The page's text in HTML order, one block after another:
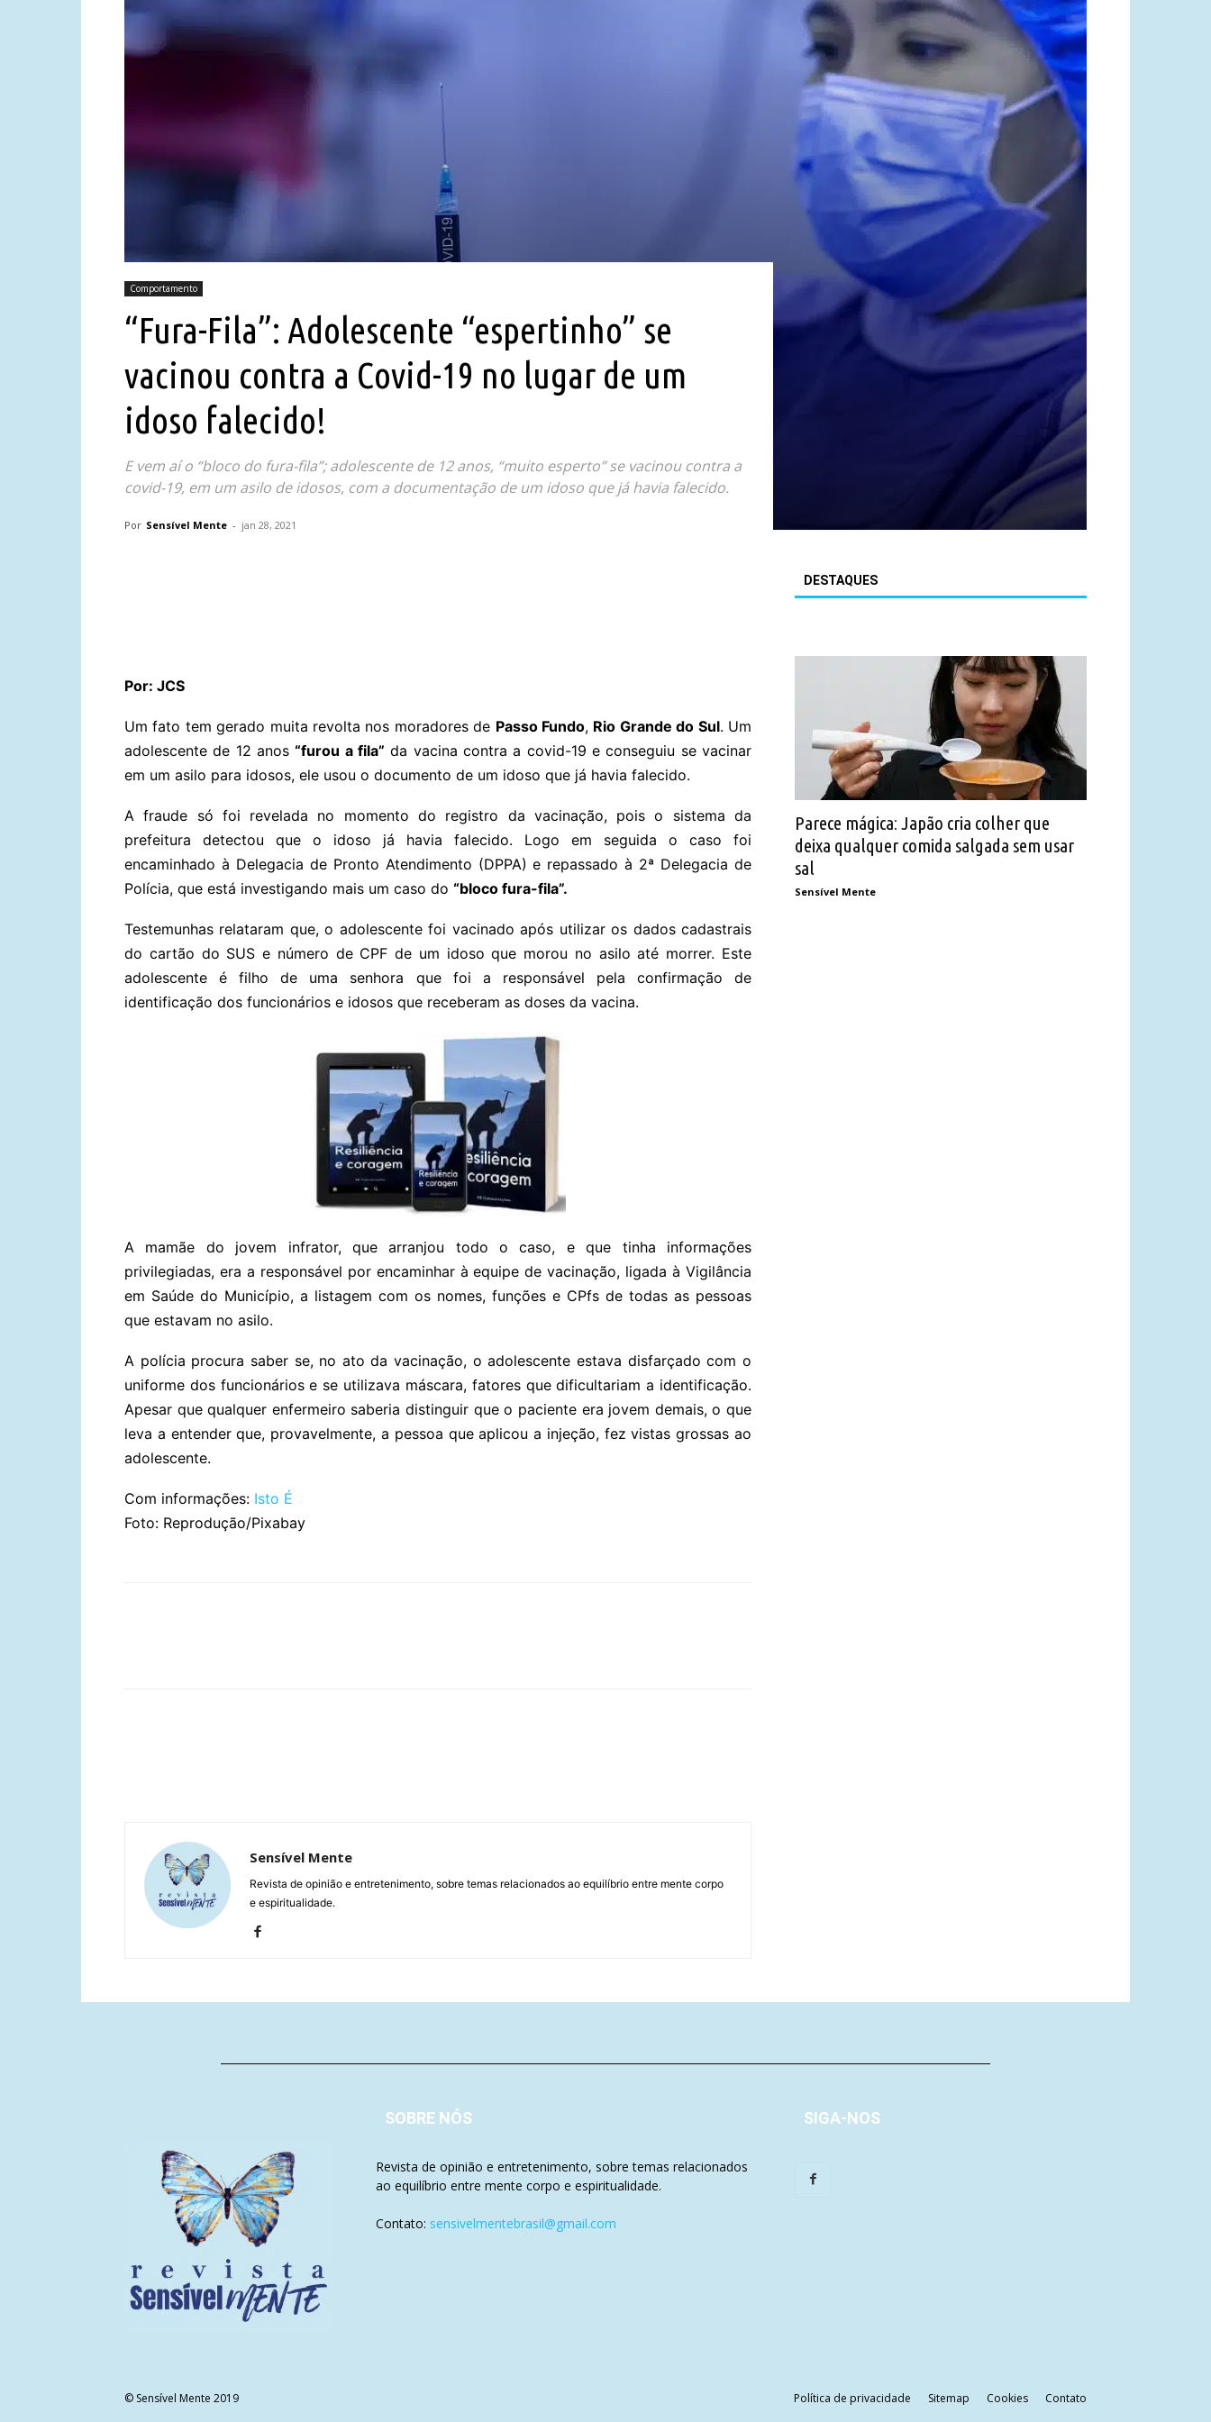
Comportamento
“Fura-Fila”: Adolescente “espertinho” se
vacinou contra a Covid-19 no lugar de um
idoso falecido!
E vem aí o “bloco do fura-fila”; adolescente de 12 anos, “muito esperto” se vacinou contra a
covid-19, em um asilo de idosos, com a documentação de um idoso que já havia falecido.
Por Sensível Mente - jan 28, 2021
Por: JCS
Um fato tem gerado muita revolta nos moradores de Passo Fundo, Rio Grande do Sul. Um
adolescente de 12 anos“furou a fila” da vacina contra a covid-19 e conseguiu se vacinar
em um asilo para idosos, ele usou o documento de um idoso que já havia falecido.
A fraude só foi revelada no momento do registro da vacinação, pois o sistema da
prefeitura detectou que o idoso já havia falecido. Logo em seguida o caso foi
encaminhado à Delegacia de Pronto Atendimento (DPPA) e repassado à 2ª Delegacia de
Polícia, que está investigando mais um caso do “bloco fura-fila”.
Testemunhas relataram que, o adolescente foi vacinado após utilizar os dados cadastrais
do cartão do SUS e número de CPF de um idoso que morou no asilo até morrer. Este
adolescente é filho de uma senhora que foi a responsável pela confirmação de
identificação dos funcionários e idosos que receberam as doses da vacina.
A mamãe do jovem infrator, que arranjou todo o caso, e que tinha informações
privilegiadas, era a responsável por encaminhar à equipe de vacinação, ligada à Vigilância
em Saúde do Município, a listagem com os nomes, funções e CPfs de todas as pessoas
que estavam no asilo.
A polícia procura saber se, no ato da vacinação, o adolescente estava disfarçado com o
uniforme dos funcionários e se utilizava máscara, fatores que dificultariam a identificação.
Apesar que qualquer enfermeiro saberia distinguir que o paciente era jovem demais, o que
leva a entender que, provavelmente, a pessoa que aplicou a injeção, fez vistas grossas ao
adolescente.
Com informações: Isto É
Foto: Reprodução/Pixabay
Sensível Mente
Revista de opinião e entretenimento, sobre temas relacionados ao equilíbrio entre mente corpo
e espiritualidade.
DESTAQUES
Parece mágica: Japão cria colher que
deixa qualquer comida salgada sem usar
sal
Sensível Mente
SOBRE NÓS
Revista de opinião e entretenimento, sobre temas relacionados
ao equilíbrio entre mente corpo e espiritualidade.
Contato: sensivelmentebrasil@gmail.com
SIGA-NOS
Política de privacidade Sitemap Cookies Contato
© Sensível Mente 2019